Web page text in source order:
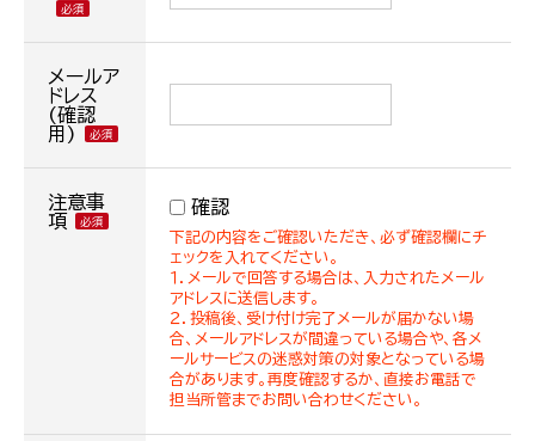
メールア
ドレス
(確認
用)
注意事
項
確認
下記の内容をご確認いただき、必ず確認欄にチ
ェックを入れてください。
１．メールで回答する場合は、入力されたメール
アドレスに送信します。
２．投稿後、受け付け完了メールが届かない場
合、メールアドレスが間違っている場合や、各メ
ールサービスの迷惑対策の対象となっている場
合があります。再度確認するか、直接お電話で
担当所管までお問い合わせください。